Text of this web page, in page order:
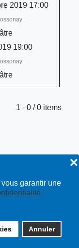
garantir une
Annuler
❌
2019 17:00
19:00
la pagination
1 - 0 / 0 items
réservés | site :